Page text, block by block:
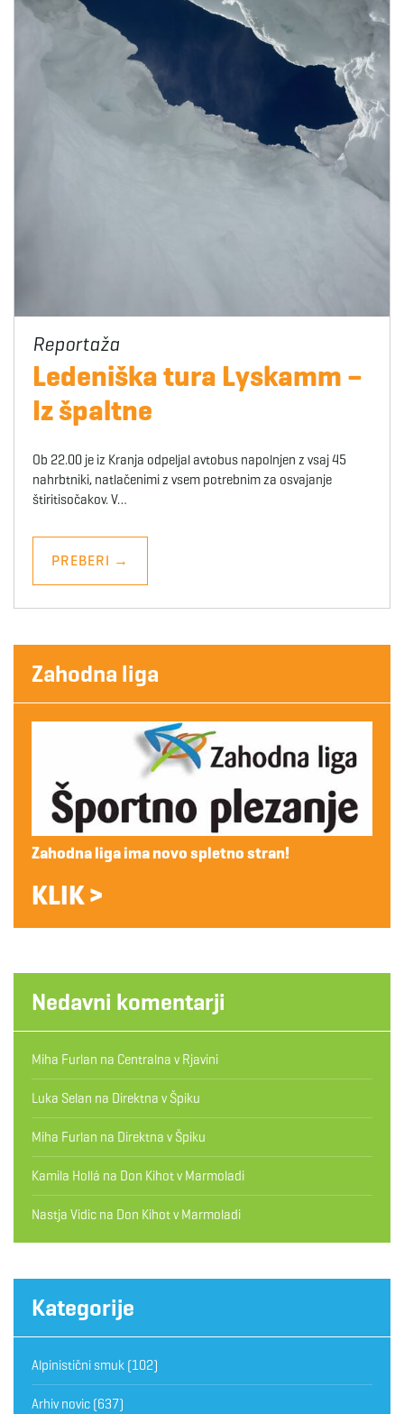
Ledeniška tura Lyskamm –
Iz špaltne
Ob 22.00 je iz Kranja odpeljal avtobus napolnjen z vsaj 45
nahrbtniki, natlačenimi z vsem potrebnim za osvajanje
štiritisočakov. V…
PREBERI →
Zahodna liga
Zahodna liga ima novo spletno stran!
KLIK >
Nedavni komentarji
Miha Furlan na Centralna v Rjavini
Luka Selan na Direktna v Špiku
Miha Furlan na Direktna v Špiku
Kamila Hollá na Don Kihot v Marmoladi
Nastja Vidic na Don Kihot v Marmoladi
Kategorije
Alpinistični smuk (102)
Arhiv novic (637)